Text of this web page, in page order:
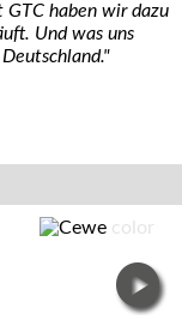
haben wir dazu
Und was uns